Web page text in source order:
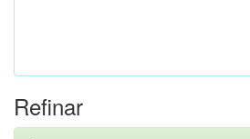
Refinar